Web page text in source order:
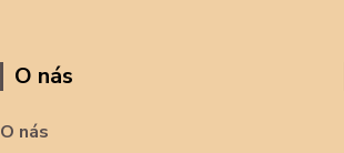
O nás
O nás